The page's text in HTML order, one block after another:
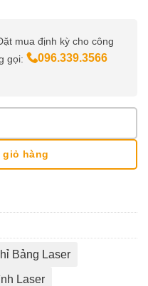
mua định kỳ cho công
gọi:
096.339.3566
giỏ hàng
Bảng Laser
Laser